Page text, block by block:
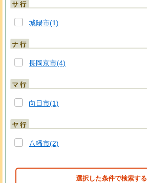
サ行
城陽市(1)
ナ行
長岡京市(4)
マ行
向日市(1)
ヤ行
八幡市(2)
選択した条件で検索する